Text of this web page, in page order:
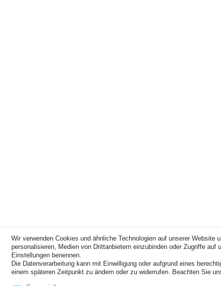
Wir verwenden Cookies und ähnliche Technologien auf unserer
personalisieren, Medien von Drittanbietern einzubinden oder Zugriffe
Einstellungen benennen.
Die Datenverarbeitung kann mit Einwilligung oder aufgrund eines
einem späteren Zeitpunkt zu ändern oder zu widerrufen. Beachten Sie